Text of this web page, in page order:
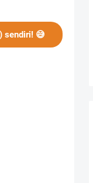
sendiri! 😅